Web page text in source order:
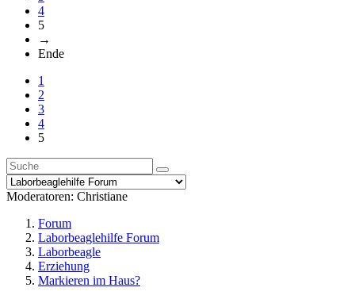
4
5
→
Ende
1
2
3
4
5
Moderatoren: Christiane
Forum
Laborbeaglehilfe Forum
Laborbeagle
Erziehung
Markieren im Haus?